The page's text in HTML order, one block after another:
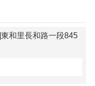
和里長和路一段845